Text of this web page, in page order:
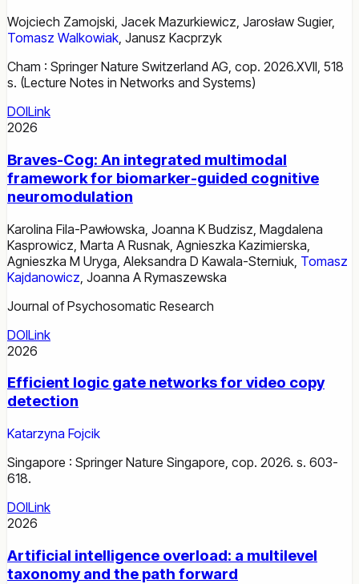
Wojciech Zamojski, Jacek Mazurkiewicz, Jarosław Sugier,
Tomasz Walkowiak, Janusz Kacprzyk
Cham : Springer Nature Switzerland AG, cop. 2026.XVII, 518
s. (Lecture Notes in Networks and Systems)
DOILink
2026
Braves-Cog: An integrated multimodal
framework for biomarker-guided cognitive
neuromodulation
Karolina Fila-Pawłowska Joanna K Budzisz Magdalena
Kasprowicz Marta A Rusnak Agnieszka Kazimierska
Agnieszka M Uryga Aleksandra D Kawala-Sterniuk Tomasz
Kajdanowicz Joanna A Rymaszewska
Journal of Psychosomatic Research
DOILink
2026
Efficient logic gate networks for video copy
detection
Katarzyna Fojcik
Singapore : Springer Nature Singapore, cop. 2026. s. 603-
618.
DOILink
2026
Artificial intelligence overload: a multilevel
taxonomy and the path forward